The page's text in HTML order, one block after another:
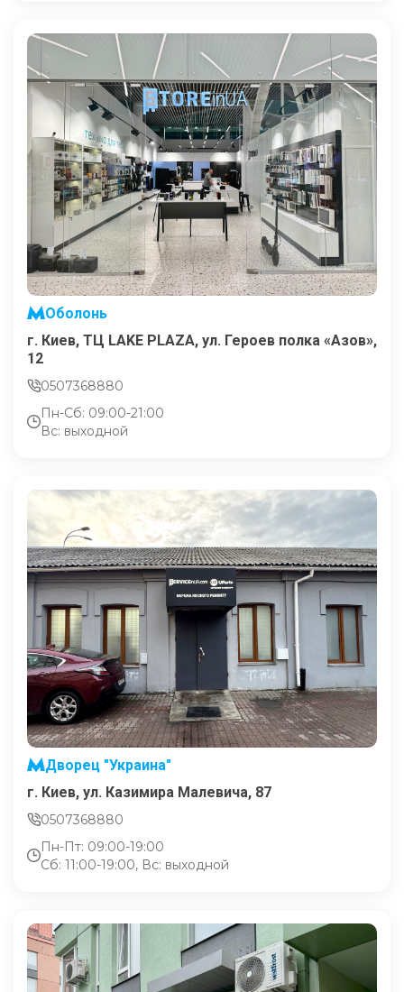
Оболонь
г. Киев, ТЦ LAKE PLAZA, ул. Героев полка «Азов»,
12
0507368880
Пн-Сб: 09:00-21:00
Вс: выходной
Дворец "Украина"
г. Киев, ул. Казимира Малевича, 87
0507368880
Пн-Пт: 09:00-19:00
Сб: 11:00-19:00, Вс: выходной